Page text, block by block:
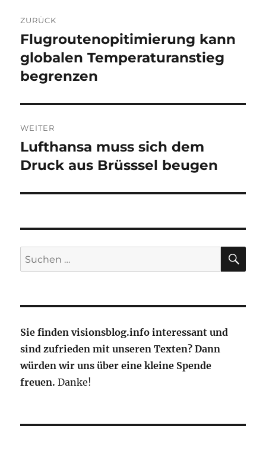
ZURÜCK
Vorheriger
Beitrag:
Flugroutenopitimierung kann
globalen Temperaturanstieg
begrenzen
WEITER
Nächster
Beitrag:
Lufthansa muss sich dem
Druck aus Brüsssel beugen
Suche
nach:
Sie finden visionsblog.info interessant und
sind zufrieden mit unseren Texten? Dann
würden wir uns über eine kleine Spende
freuen. Danke!